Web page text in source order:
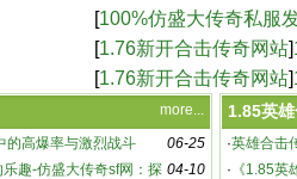
[100%仿盛大传奇私服
仿盛大经典再现
[1.76新开合击传奇网站]
奇游戏-1.76新开合击
[1.76新开合击传奇网站]
_新开180传奇网站
more...
06-25
的高爆率与激烈战斗
04-10
趣-仿盛大传奇sf网：探
1.85英
·英雄合击
· 《1.85